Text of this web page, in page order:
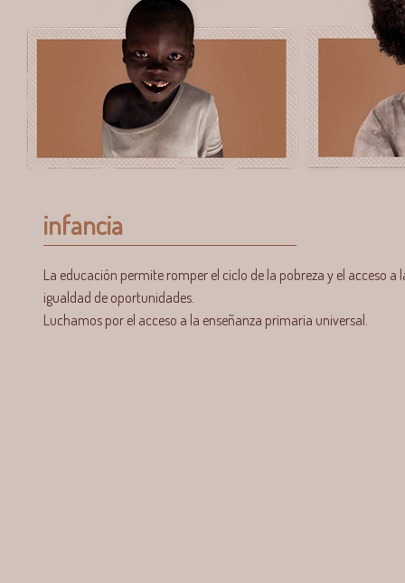
infancia
La educación permite romper el ciclo de la pobreza y el acceso a
igualdad de oportunidades.
Luchamos por el acceso a la enseñanza primaria universal.